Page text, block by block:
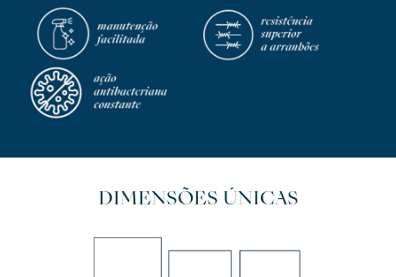
DIMENSÕES ÚNICAS